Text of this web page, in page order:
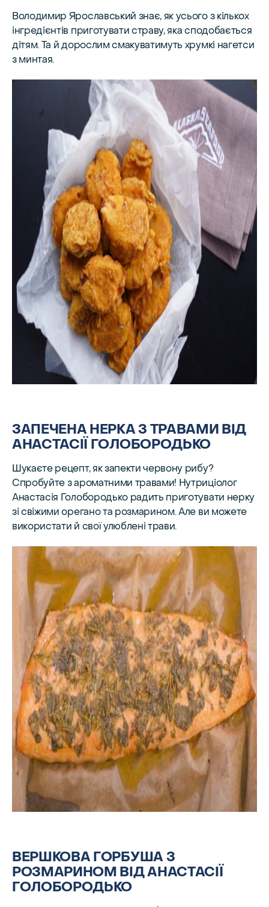
Володимир Ярославський знає, як усього з кількох
інгредієнтів приготувати страву, яка сподобається
дітям. Та й дорослим смакуватимуть хрумкі нагетси
з минтая.
ЗАПЕЧЕНА НЕРКА З ТРАВАМИ ВІД
АНАСТАСІЇ ГОЛОБОРОДЬКО
Шукаєте рецепт, як запекти червону рибу?
Спробуйте з ароматними травами! Нутриціолог
Анастасія Голобородько радить приготувати нерку
зі свіжими орегано та розмарином. Але ви можете
використати й свої улюблені трави.
ВЕРШКОВА ГОРБУША З
РОЗМАРИНОМ ВІД АНАСТАСІЇ
ГОЛОБОРОДЬКО